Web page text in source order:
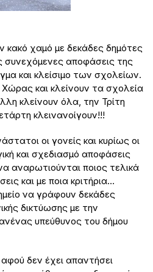
κακό χαμό με δεκάδες δημότες
συνεχόμενες αποφάσεις της
και κλείσιμο των σχολείων.
και κλείνουν τα σχολεία
κλείνουν όλα, την Τρίτη
κλεινανοίγουν!!!
οι γονείς και κυρίως οι
και σχεδιασμό αποφάσεις
αναρωτιούνται ποιος τελικά
και με ποια κριτήρια…
να γράφουν δεκάδες
δικτύωσης με την
υπεύθυνος του δήμου
δεν έχει απαντήσει